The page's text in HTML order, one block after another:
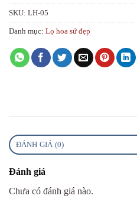
SKU: LH-05
Danh mục: Lọ hoa sứ đẹp
ĐÁNH GIÁ (0)
Đánh giá
Chưa có đánh giá nào.